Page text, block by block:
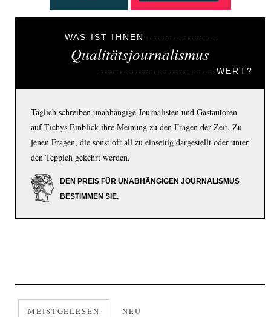
WAS IST IHNEN
Qualitätsjournalismus
WERT?
Täglich schreiben unabhängige Journalisten und Gastautoren
auf Tichys Einblick ihre Meinung zu den Fragen der Zeit. Zu
jenen Fragen, die sonst oft all zu einseitig dargestellt oder unter
den Teppich gekehrt werden.
DEN PREIS FÜR UNABHÄNGIGEN JOURNALISMUS
BESTIMMEN SIE.
MEISTGELESEN NEU